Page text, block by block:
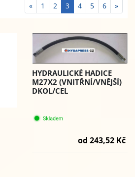
«
1 2 3 4 5 6 »
HYDRAULICKÉ HADICE
M27X2 (VNITŘNÍ/VNĚJŠÍ)
DKOL/CEL
od 243,52 Kč